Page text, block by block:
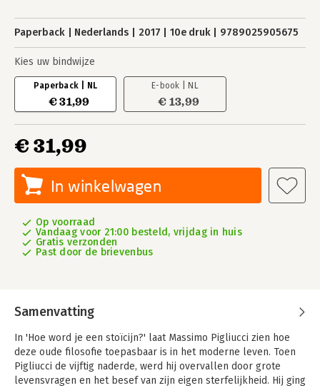
Paperback Nederlands 2017 10e druk 9789025905675
Kies uw bindwijze
Paperback | NL
€ 31,99
E-book | NL
€ 13,99
€ 31,99
In winkelwagen
Op voorraad
Vandaag voor 21:00 besteld, vrijdag in huis
Gratis verzonden
Past door de brievenbus
Samenvatting
In 'Hoe word je een stoïcijn?' laat Massimo Pigliucci zien hoe
deze oude filosofie toepasbaar is in het moderne leven. Toen
Pigliucci de vijftig naderde, werd hij overvallen door grote
levensvragen en het besef van zijn eigen sterfelijkheid. Hij ging